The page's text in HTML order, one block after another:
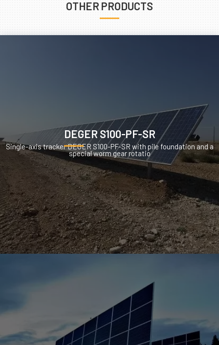
OTHER PRODUCTS
DEGER S100-PF-SR
Single-axis tracker DEGER S100-PF-SR with pile foundation and a
special worm gear rotatio